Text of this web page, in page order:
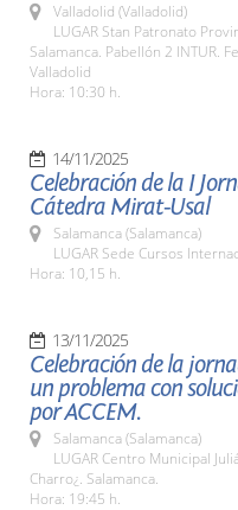
Valladolid (Valladolid)
LUGAR Stan Patronato
Salamanca. Pabellón 2 INTUR.
Valladolid
Hora: 10:30 h.
14/11/2025
Celebración de la I
Cátedra Mirat-Usal
Salamanca (Salamanca)
LUGAR Sede Cursos
Hora: 10,15 h.
13/11/2025
Celebración de la
un problema con
por ACCEM.
Salamanca (Salamanca)
LUGAR Centro Municipal
Charro¿. Salamanca.
Hora: 19:45 h.